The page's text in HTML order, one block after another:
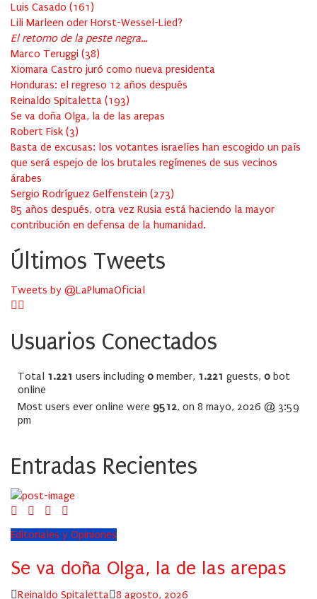
Luis Casado (161 )
Lili Marleen oder Horst-Wessel-Lied?
El retorno de la peste negra…
Marco Teruggi (38)
Xiomara Castro juró como nueva presidenta
Honduras: el regreso 12 años después
Reinaldo Spitaletta (193)
Se va doña Olga, la de las arepas
Robert Fisk (3)
Basta de excusas: los votantes israelíes han escogido un país
que será espejo de los brutales regímenes de sus vecinos
árabes
Sergio Rodríguez Gelfenstein (273)
85 años después, otra vez Rusia está haciendo la mayor
contribución en defensa de la humanidad.
Últimos Tweets
Tweets by @LaPlumaOficial
Usuarios Conectados
Total 1.221 users including 0 member, 1.221 guests, 0 bot
online
Most users ever online were 9512, on 8 mayo, 2026 @ 3:59
pm
Entradas Recientes
Editoriales y Opiniones
Se va doña Olga, la de las arepas
Author
Reinaldo Spitaletta Posted
8 agosto, 2026